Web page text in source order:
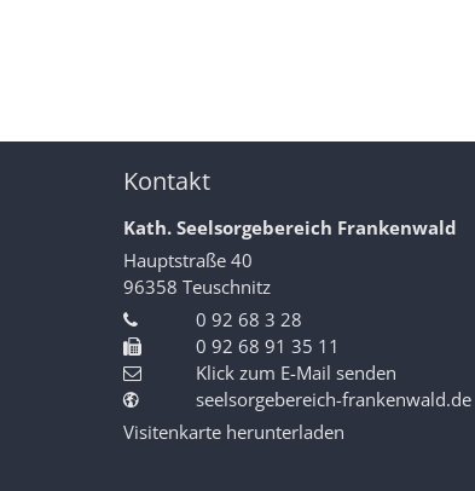
Kontakt
Kath. Seelsorgebereich Frankenwald
Hauptstraße 40
96358 Teuschnitz
0 92 68 3 28
0 92 68 91 35 11
Klick zum E-Mail senden
seelsorgebereich-frankenwald.de
Visitenkarte herunterladen